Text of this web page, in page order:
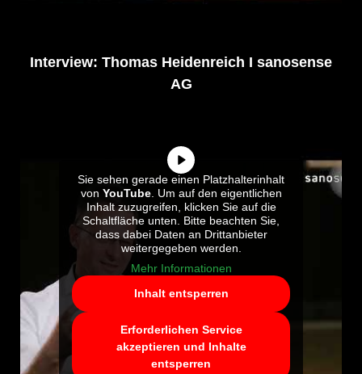
Interview: Thomas Heidenreich I sanosense
AG
Sie sehen gerade einen Platzhalterinhalt
von YouTube. Um auf den eigentlichen
Inhalt zuzugreifen, klicken Sie auf die
Schaltfläche unten. Bitte beachten Sie,
dass dabei Daten an Drittanbieter
weitergegeben werden.
Mehr Informationen
Inhalt entsperren
Erforderlichen Service
akzeptieren und Inhalte
entsperren